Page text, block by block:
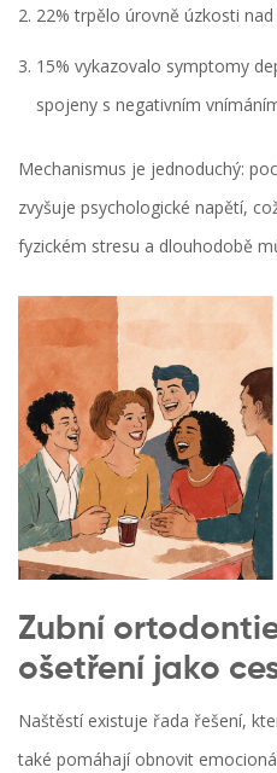
22% trpělo úrovně úzkosti
15% vykazovalo symptomy
spojeny s negativním
Mechanismus je jednoduchý:
zvyšuje psychologické napětí,
fyzickém stresu a dlouhodobě
Zubní
ošetření jako
Naštěstí existuje řada řešení,
také pomáhají obnovit